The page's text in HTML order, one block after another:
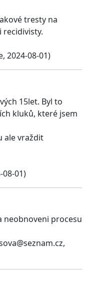
tresty na
recidivisty.
2024-08-01)
15let. Byl to
kluků, které jsem
ale vraždit
08-01)
neobnoveni procesu
,